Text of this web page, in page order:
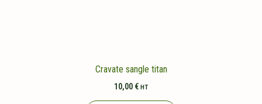
Cravate sangle titan
10,00 € HT